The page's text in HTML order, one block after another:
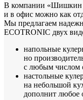
В компании «Шишкин
и в офис можно как
Мы предлагаем
ECOTRONIC двух
напольные
но
с любым числом
настольные
на небольшой
дополнит любое